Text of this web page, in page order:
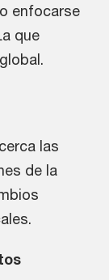
enfocarse
que
las
de la